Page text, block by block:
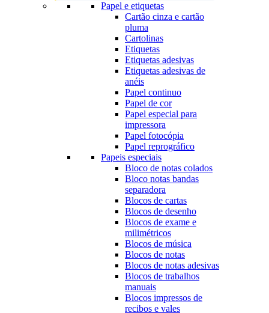
Papel e etiquetas
Cartão cinza e cartão
pluma
Cartolinas
Etiquetas
Etiquetas adesivas
Etiquetas adesivas de
anéis
Papel continuo
Papel de cor
Papel especial para
impressora
Papel fotocópia
Papel reprográfico
Papeis especiais
Bloco de notas colados
Bloco notas bandas
separadora
Blocos de cartas
Blocos de desenho
Blocos de exame e
milimétricos
Blocos de música
Blocos de notas
Blocos de notas adesivas
Blocos de trabalhos
manuais
Blocos impressos de
recibos e vales